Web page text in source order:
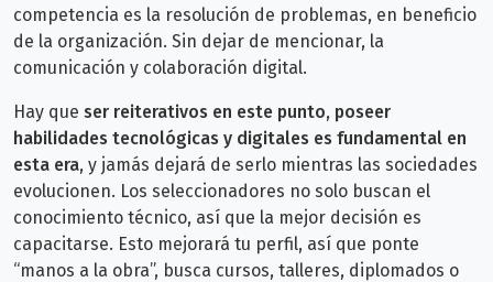
competencia es la resolución de problemas, en beneficio
de la organización. Sin dejar de mencionar, la
comunicación y colaboración digital.
Hay que ser reiterativos en este punto, poseer
habilidades tecnológicas y digitales es fundamental en
esta era, y jamás dejará de serlo mientras las sociedades
evolucionen. Los seleccionadores no solo buscan el
conocimiento técnico, así que la mejor decisión es
capacitarse. Esto mejorará tu perfil, así que ponte
“manos a la obra”, busca cursos, talleres, diplomados o